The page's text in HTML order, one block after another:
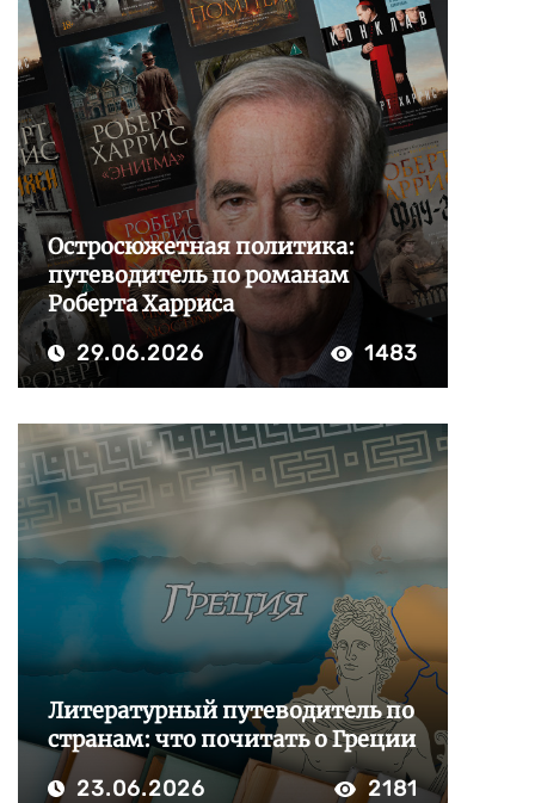
Остросюжетная политика:
путеводитель по романам
Роберта Харриса
29.06.2026 1483
Литературный путеводитель по
странам: что почитать о Греции
23.06.2026 2181